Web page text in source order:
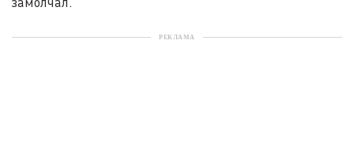
РЕКЛАМА